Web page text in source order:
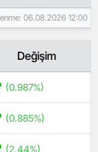
06.08.2026 12:00
Değişim
(0.987%)
(0.885%)
(2.44%)